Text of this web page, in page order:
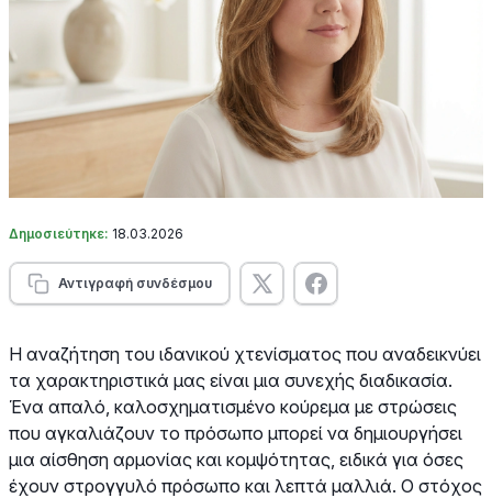
Δημοσιεύτηκε: 18.03.2026
Αντιγραφή συνδέσμου
Η αναζήτηση του ιδανικού χτενίσματος που αναδεικνύει
τα χαρακτηριστικά μας είναι μια συνεχής διαδικασία.
Ένα απαλό, καλοσχηματισμένο κούρεμα με στρώσεις
που αγκαλιάζουν το πρόσωπο μπορεί να δημιουργήσει
μια αίσθηση αρμονίας και κομψότητας, ειδικά για όσες
έχουν στρογγυλό πρόσωπο και λεπτά μαλλιά. Ο στόχος